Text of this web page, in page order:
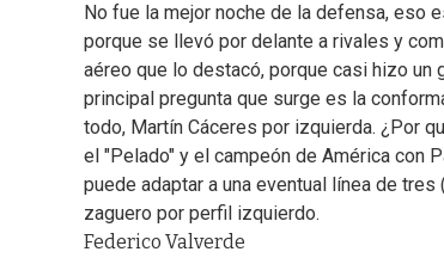
No fue la mejor noche de la defensa, eso
porque se llevó por delante a rivales y
aéreo que lo destacó, porque casi hizo un
principal pregunta que surge es la
todo, Martín Cáceres por izquierda. ¿Por
el "Pelado" y el campeón de América con
puede adaptar a una eventual línea de
zaguero por perfil izquierdo.
Federico Valverde